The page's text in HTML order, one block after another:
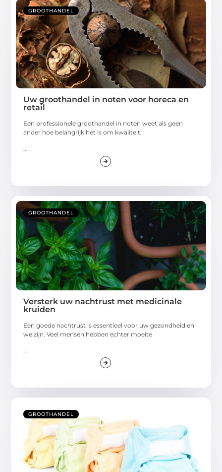
GROOTHANDEL
Uw groothandel in noten voor horeca en
retail
Een professionele groothandel in noten weet als geen
ander hoe belangrijk het is om kwaliteit,
GROOTHANDEL
Versterk uw nachtrust met medicinale
kruiden
Een goede nachtrust is essentieel voor uw gezondheid en
welzijn. Veel mensen hebben echter moeite
...
GROOTHANDEL